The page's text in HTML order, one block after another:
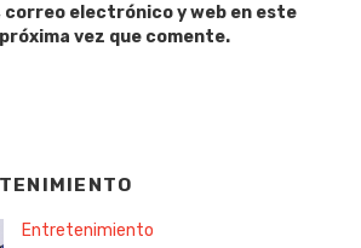
correo electrónico y web en este
vez que comente.
Entretenimiento